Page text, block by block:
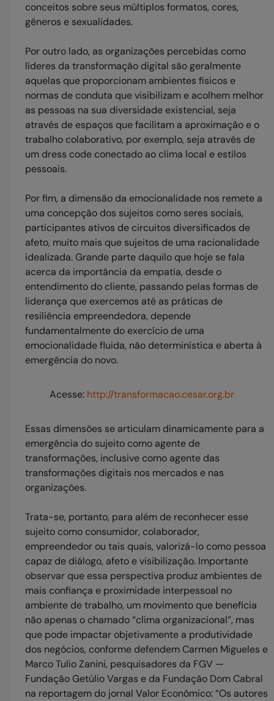
conceitos sobre seus múltiplos formatos, cores,
gêneros e sexualidades.
Por outro lado, as organizações percebidas como
líderes da transformação digital são geralmente
aquelas que proporcionam ambientes físicos e
normas de conduta que visibilizam e acolhem melhor
as pessoas na sua diversidade existencial, seja
através de espaços que facilitam a aproximação e o
trabalho colaborativo, por exemplo, seja através de
um dress code conectado ao clima local e estilos
pessoais.
Por fim, a dimensão da emocionalidade nos remete a
uma concepção dos sujeitos como seres sociais,
participantes ativos de circuitos diversificados de
afeto, muito mais que sujeitos de uma racionalidade
idealizada. Grande parte daquilo que hoje se fala
acerca da importância da empatia, desde o
entendimento do cliente, passando pelas formas de
liderança que exercemos até as práticas de
resiliência empreendedora, depende
fundamentalmente do exercício de uma
emocionalidade fluida, não determinística e aberta à
emergência do novo.
Acesse: http://transformacao.cesar.org.br
Essas dimensões se articulam dinamicamente para a
emergência do sujeito como agente de
transformações, inclusive como agente das
transformações digitais nos mercados e nas
organizações.
Trata-se, portanto, para além de reconhecer esse
sujeito como consumidor, colaborador,
empreendedor ou tais quais, valorizá-lo como pessoa
capaz de diálogo, afeto e visibilização. Importante
observar que essa perspectiva produz ambientes de
mais confiança e proximidade interpessoal no
ambiente de trabalho, um movimento que beneficia
não apenas o chamado “clima organizacional”, mas
que pode impactar objetivamente a produtividade
dos negócios, conforme defendem Carmen Migueles e
Marco Tulio Zanini, pesquisadores da FGV —
Fundação Getúlio Vargas e da Fundação Dom Cabral
na reportagem do jornal Valor Econômico: “Os autores